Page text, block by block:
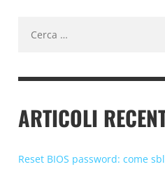
per:
ARTICOLI
Reset BIOS password: come